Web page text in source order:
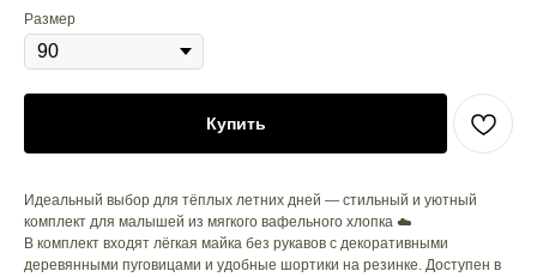
Размер
Купить
Идеальный выбор для тёплых летних дней — стильный и уютный
комплект для малышей из мягкого вафельного хлопка ☁️
В комплект входят лёгкая майка без рукавов с декоративными
деревянными пуговицами и удобные шортики на резинке. Доступен в